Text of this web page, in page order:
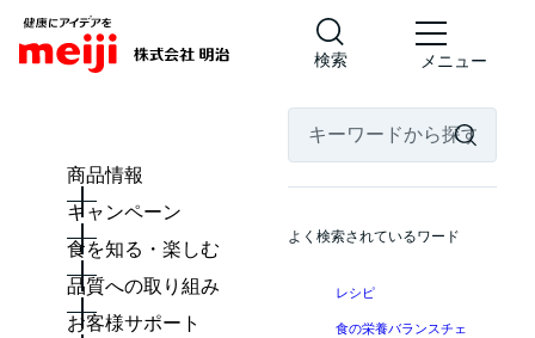
検索 メニュー
商品情報
キャンペーン
食を知る・楽しむ
品質への取り組み
お客様サポート
よく検索されているワード
レシピ
食の栄養バランスチェ